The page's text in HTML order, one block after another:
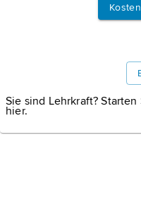
Sie sind Lehrkraft?
hier.